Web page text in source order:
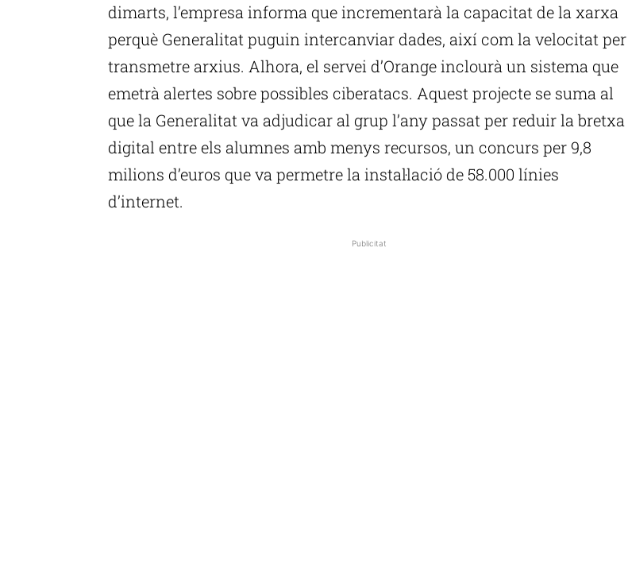
dimarts, l’empresa informa que incrementarà la capacitat de la xarxa
perquè Generalitat puguin intercanviar dades, així com la velocitat per
transmetre arxius. Alhora, el servei d’Orange inclourà un sistema que
emetrà alertes sobre possibles ciberatacs. Aquest projecte se suma al
que la Generalitat va adjudicar al grup l’any passat per reduir la bretxa
digital entre els alumnes amb menys recursos, un concurs per 9,8
milions d’euros que va permetre la instal·lació de 58.000 línies
d’internet.
Publicitat